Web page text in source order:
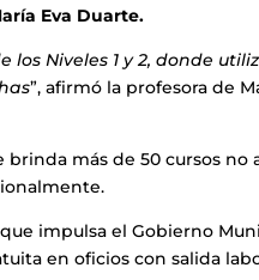
Eva Duarte.
Niveles 1 y 2, donde
”, afirmó la profesora de
más de 50 cursos no
impulsa el Gobierno
en oficios con salida